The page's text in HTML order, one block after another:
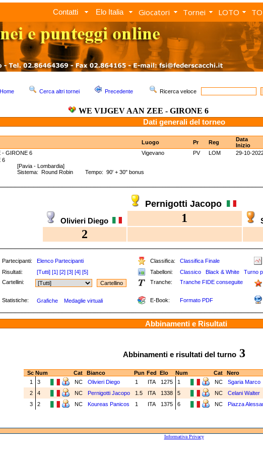
Contatti Elo Italia Giocatori Tornei LOTO
Home Cerca altri tornei Precedente Ricerca veloce
WE VIJGEV AAN ZEE - GIRONE 6
Dati generali del torneo
Luogo Pr Reg
Data
Inizio
- GIRONE 6 Vigevano PV LOM 29-10-
6
[Pavia - Lombardia]
Sistema: Round Robin Tempo: 90' + 30" bonus
Pernigotti Jacopo
Olivieri Diego 1
2
Partecipanti: Elenco Partecipanti Classifica: Classifica Finale
Risultati:
[Tutti] [1] [2] [3] [4] [5] Tabelloni: Classico Black & White Turno
Cartellini:
Tranche: Tranche FIDE conseguite
Statistiche: Grafiche Medaglie virtuali E-Book: Formato PDF
Abbinamenti e Risultati
Abbinamenti e risultati del turno3
Sc Num Cat Bianco Pun Fed Elo Num Cat Nero
1
3 NC Olivieri Diego 1 ITA 1275 1 NC Sgaria Marco
2
4 NC Pernigotti Jacopo 1.5 ITA 1338 5 NC Celani Walter
3
2 NC Koureas Panicos 1 ITA 1375 6 NC Piazza
Informativa Privacy